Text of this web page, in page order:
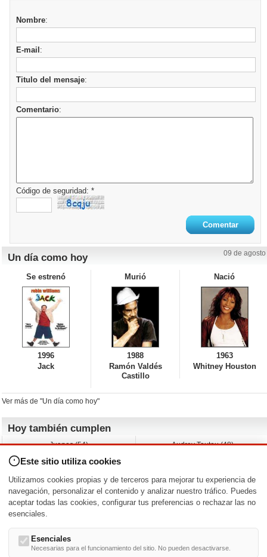
Nombre:
E-mail :
Titulo del mensaje:
Comentario:
Código de seguridad: *
Un día como hoy 09 de agosto
Se estrenó
1996
Jack
Murió
1988
Ramón Valdés
Castillo
Nació
1963
Whitney Houston
Ver más de "Un día como hoy"
Hoy también cumplen
Juanes (54)
Jessica Capshaw (50)
Sam Elliott (82)
Jarvis Hayes (45)
Audrey Tautou (48)
The Edge (65)
Anna Kendrick (41)
Nacimientos y estrenos en la fecha
DD/MM /
Este sitio utiliza cookies
Utilizamos cookies propias y de terceros para mejorar tu experiencia de
navegación, personalizar el contenido y analizar nuestro tráfico. Puedes
aceptar todas las cookies, configurar tus preferencias o rechazar las no
esenciales.
Esenciales
Necesarias para el funcionamiento del sitio. No pueden desactivarse.